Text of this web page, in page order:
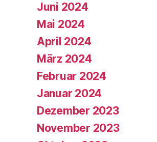
Juni 2024
Mai 2024
April 2024
März 2024
Februar 2024
Januar 2024
Dezember 2023
November 2023